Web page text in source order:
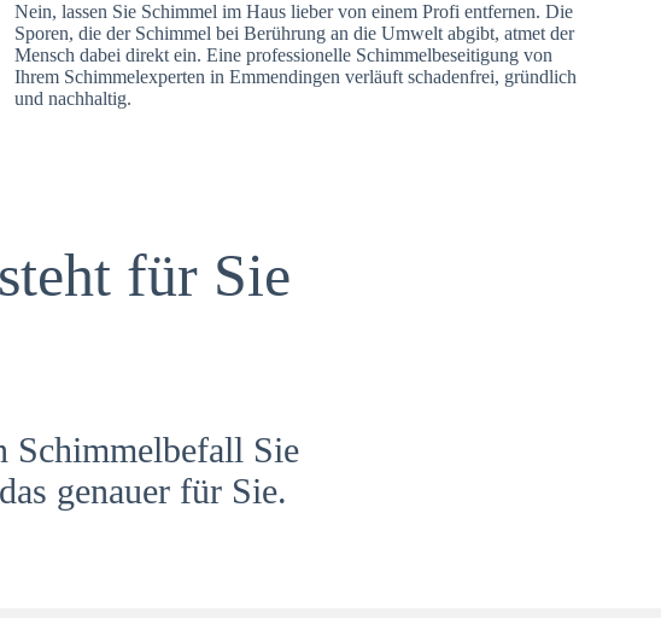
Nein, lassen Sie Schimmel im Haus lieber von einem Profi entfernen. Die
Sporen, die der Schimmel bei Berührung an die Umwelt abgibt, atmet der
Mensch dabei direkt ein. Eine professionelle Schimmelbeseitigung von
Ihrem Schimmelexperten in Emmendingen verläuft schadenfrei, gründlich
und nachhaltig.
für Sie
Schimmelbefall Sie
genauer für Sie.